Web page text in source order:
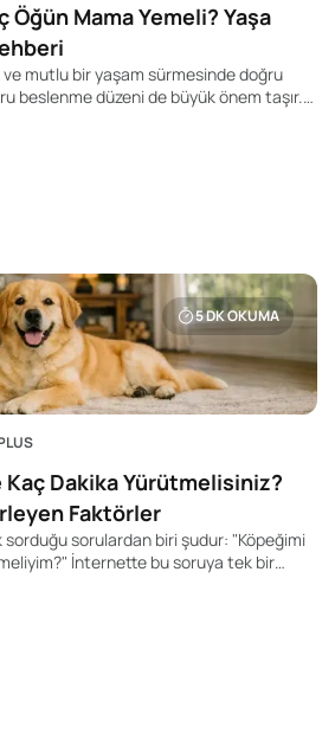
Öğün Mama Yemeli? Yaşa
ve mutlu bir yaşam sürmesinde doğru
beslenme düzeni de büyük önem taşır.
5DK OKUMA
Dakika Yürütmelisiniz?
Faktörler
sorduğu sorulardan biri şudur: "Köpeğimi
İnternette bu soruya tek bir